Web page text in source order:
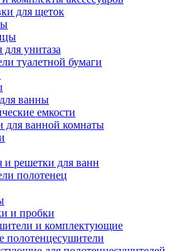
для щеток
унитаза
туалетной бумаги
ванны
емкости
для ванной комнаты
и решетки для ванн
полотенец
и пробки
и комплектующие
полотенцесушители